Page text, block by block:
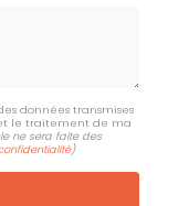
données transmises
le traitement de ma
ne sera faite des
)